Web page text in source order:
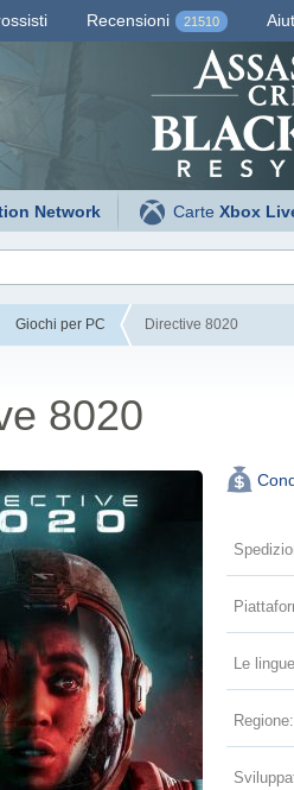
Recensioni 21510
Network CarteXbox
Giochi per PC Directive 8020
8020
Le
Regione: